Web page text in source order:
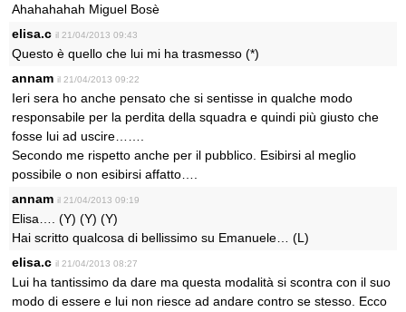
Ahahahahah Miguel Bosè
elisa.c il 21/04/2013 09:43
Questo è quello che lui mi ha trasmesso (*)
annam il 21/04/2013 09:22
Ieri sera ho anche pensato che si sentisse in qualche modo
responsabile per la perdita della squadra e quindi più giusto che
fosse lui ad uscire…….
Secondo me rispetto anche per il pubblico. Esibirsi al meglio
possibile o non esibirsi affatto….
annam il 21/04/2013 09:19
Elisa…. (Y) (Y) (Y)
Hai scritto qualcosa di bellissimo su Emanuele… (L)
elisa.c il 21/04/2013 08:27
Lui ha tantissimo da dare ma questa modalità si scontra con il suo
modo di essere e lui non riesce ad andare contro se stesso. Ecco